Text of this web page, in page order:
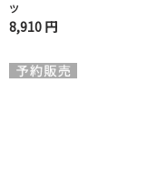
ツ
8,910 円